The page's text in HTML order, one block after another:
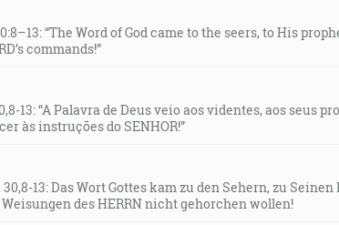
“The Word of God came to the seers, to His
commands!”
13: “A Palavra de Deus veio aos videntes, aos seus
às instruções do SENHOR!”
13: Das Wort Gottes kam zu den Sehern, zu
des HERRN nicht gehorchen wollen!